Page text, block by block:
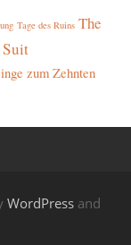
Tage des Ruins The
zum Zehnten
WordPress and